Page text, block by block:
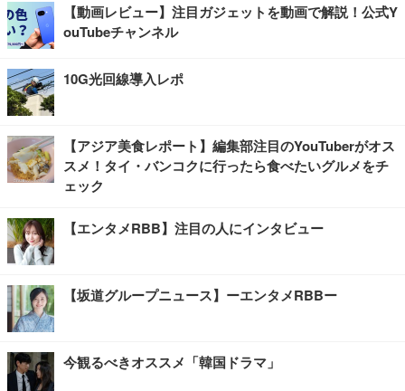
【動画レビュー】注目ガジェットを動画で解説！公式Y
ouTubeチャンネル
10G光回線導入レポ
【アジア美食レポート】編集部注目のYouTuberがオス
スメ！タイ・バンコクに行ったら食べたいグルメをチ
ェック
【エンタメRBB】注目の人にインタビュー
【坂道グループニュース】ーエンタメRBBー
今観るべきオススメ「韓国ドラマ」